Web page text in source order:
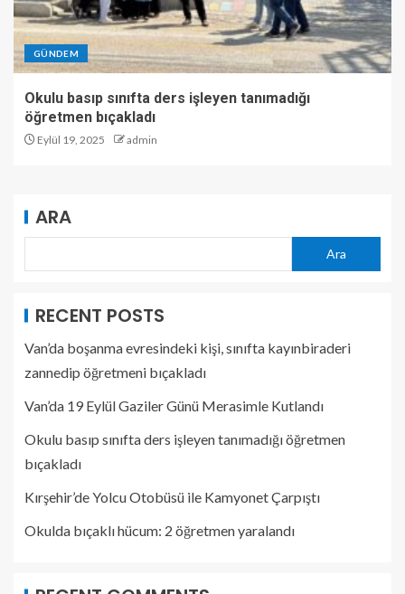
GÜNDEM
Okulu basıp sınıfta ders işleyen tanımadığı
öğretmen bıçakladı
Eylül 19, 2025 admin
ARA
Ara
RECENT POSTS
Van’da boşanma evresindeki kişi, sınıfta kayınbiraderi
zannedip öğretmeni bıçakladı
Van’da 19 Eylül Gaziler Günü Merasimle Kutlandı
Okulu basıp sınıfta ders işleyen tanımadığı öğretmen
bıçakladı
Kırşehir’de Yolcu Otobüsü ile Kamyonet Çarpıştı
Okulda bıçaklı hücum: 2 öğretmen yaralandı